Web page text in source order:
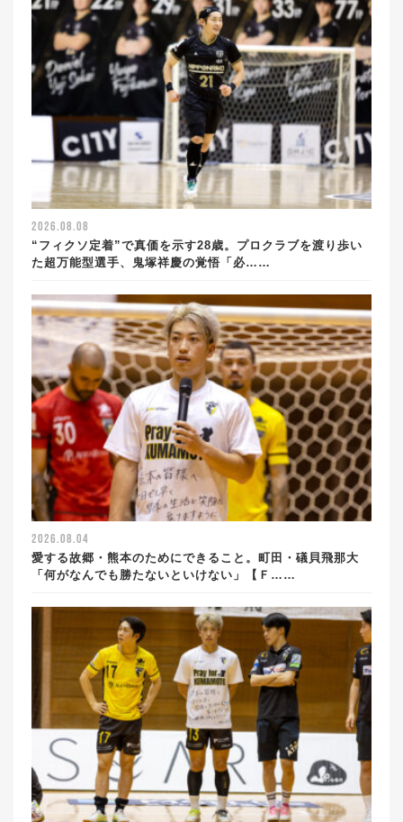
2026.08.08
“フィクソ定着”で真価を示す28歳。プロクラブを渡り歩い
た超万能型選手、鬼塚祥慶の覚悟「必……
2026.08.04
愛する故郷・熊本のためにできること。町田・礒貝飛那大
「何がなんでも勝たないといけない」【Ｆ……